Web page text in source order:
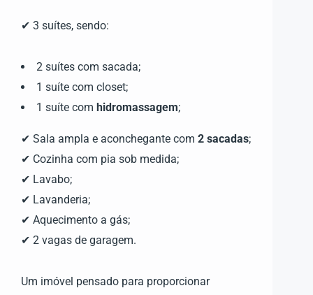
✔ 3 suítes, sendo:
2 suítes com sacada;
1 suíte com closet;
1 suíte com hidromassagem;
✔ Sala ampla e aconchegante com 2 sacadas;
✔ Cozinha com pia sob medida;
✔ Lavabo;
✔ Lavanderia;
✔ Aquecimento a gás;
✔ 2 vagas de garagem.
Um imóvel pensado para proporcionar